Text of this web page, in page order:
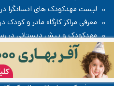
لیست مهدکودک های انسانگرا
معرفی مراکز کارگاه مادر و کودک
مهدکودک و پیش دبستانی در
گفتار درمانی کودکان در منزل،
مدرسه گلشن در نیاوران
معرفی کمپ‌های تابستانی
معرفی کمپ‌های تابستانی